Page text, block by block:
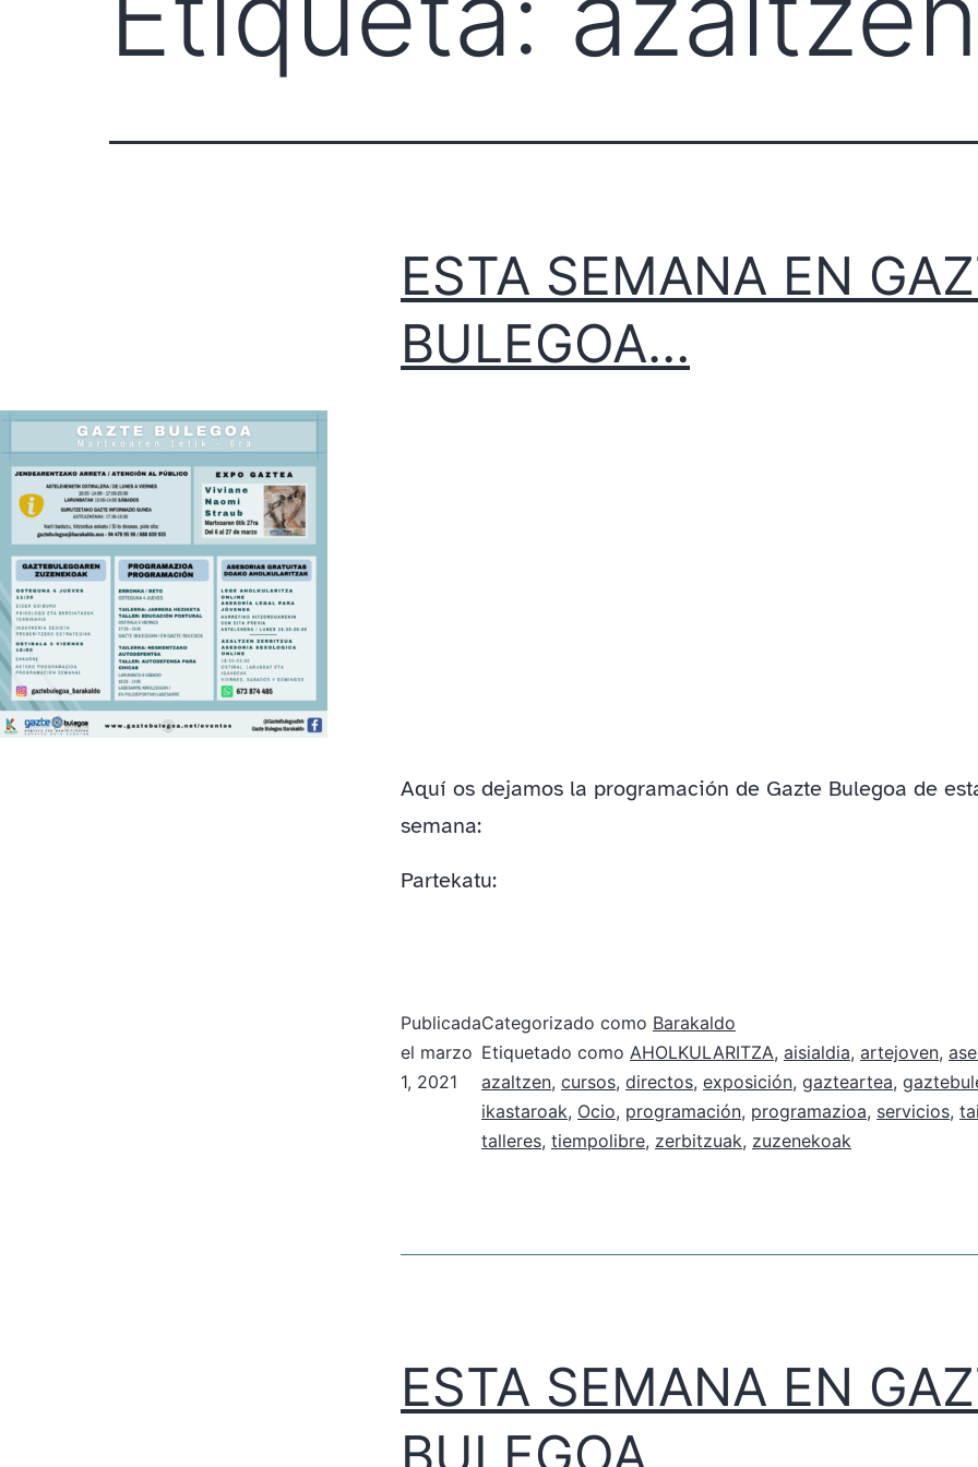
ESTA SEMANA EN
BULEGOA…
Aquí os dejamos la programación de Gazte Bulegoa de
semana:
Partekatu:
Publicada
el marzo
1, 2021
Categorizado como Barakaldo
Etiquetado como AHOLKULARITZA, aisialdia, artejoven,
azaltzen, cursos, directos, exposición, gazteartea,
ikastaroak, Ocio, programación, programazioa, servicios,
talleres, tiempolibre, zerbitzuak, zuzenekoak
ESTA SEMANA EN